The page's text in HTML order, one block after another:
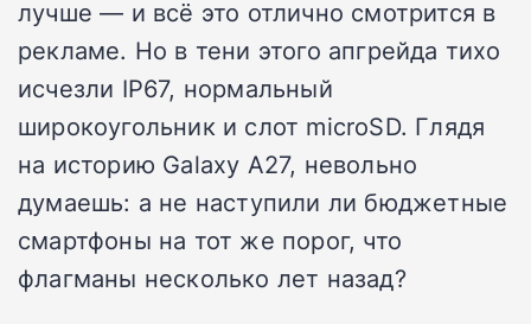
лучше — и всё это отлично смотрится в
рекламе. Но в тени этого апгрейда тихо
исчезли IP67, нормальный
широкоугольник и слот microSD. Глядя
на историю Galaxy A27, невольно
думаешь: а не наступили ли бюджетные
смартфоны на тот же порог, что
флагманы несколько лет назад?